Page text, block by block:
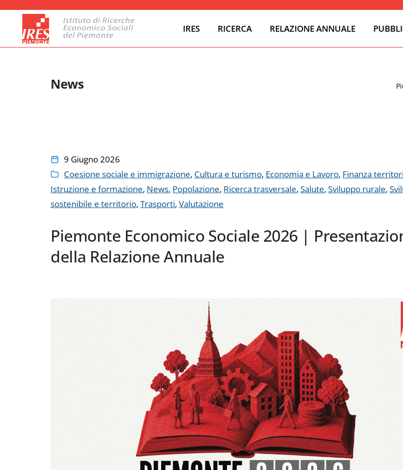
IRES RICERCA RELAZIONE ANNUALE
News
9 Giugno 2026
Coesione sociale e immigrazione, Cultura e turismo, Economia e Lavoro, Finanza
Istruzione e formazione, News, Popolazione, Ricerca trasversale, Salute, Sviluppo rurale,
sostenibile e territorio, Trasporti, Valutazione
Piemonte Economico Sociale 2026 |
della Relazione Annuale